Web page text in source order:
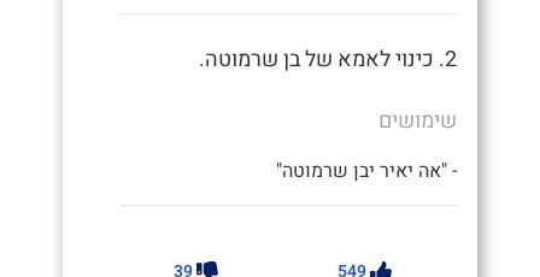
2. כינוי לאמא של בן שרמוטה.
שימושים
- "אה יאיר יבן שרמוטה"
549
39